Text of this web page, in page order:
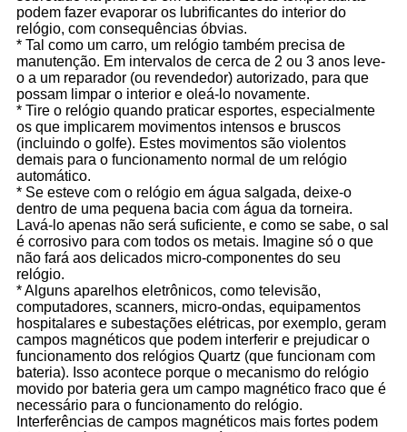
podem fazer evaporar os lubrificantes do interior do
relógio, com consequências óbvias.
* Tal como um carro, um relógio também precisa de
manutenção. Em intervalos de cerca de 2 ou 3 anos leve-
o a um reparador (ou revendedor) autorizado, para que
possam limpar o interior e oleá-lo novamente.
* Tire o relógio quando praticar esportes, especialmente
os que implicarem movimentos intensos e bruscos
(incluindo o golfe). Estes movimentos são violentos
demais para o funcionamento normal de um relógio
automático.
* Se esteve com o relógio em água salgada, deixe-o
dentro de uma pequena bacia com água da torneira.
Lavá-lo apenas não será suficiente, e como se sabe, o sal
é corrosivo para com todos os metais. Imagine só o que
não fará aos delicados micro-componentes do seu
relógio.
* Alguns aparelhos eletrônicos, como televisão,
computadores, scanners, micro-ondas, equipamentos
hospitalares e subestações elétricas, por exemplo, geram
campos magnéticos que podem interferir e prejudicar o
funcionamento dos relógios Quartz (que funcionam com
bateria). Isso acontece porque o mecanismo do relógio
movido por bateria gera um campo magnético fraco que é
necessário para o funcionamento do relógio.
Interferências de campos magnéticos mais fortes podem